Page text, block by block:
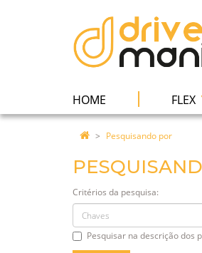
HOME | FLEX
Pesquisando por
Critérios da pesquisa:
Pesquisar na descrição dos